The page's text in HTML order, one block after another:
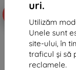
uri.
Utilizăm
Unele sunt
site-ului, în
traficul și să
reclamele.